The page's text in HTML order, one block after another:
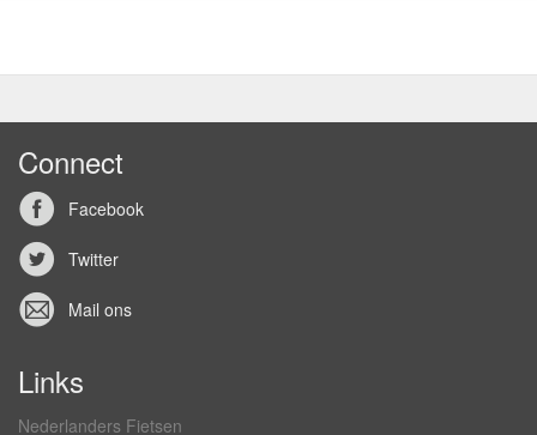
Connect
Facebook
Twitter
Mail ons
Links
Nederlanders Fietsen